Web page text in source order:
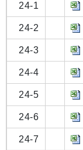
24-1
24-2
24-3
24-4
24-5
24-6
24-7